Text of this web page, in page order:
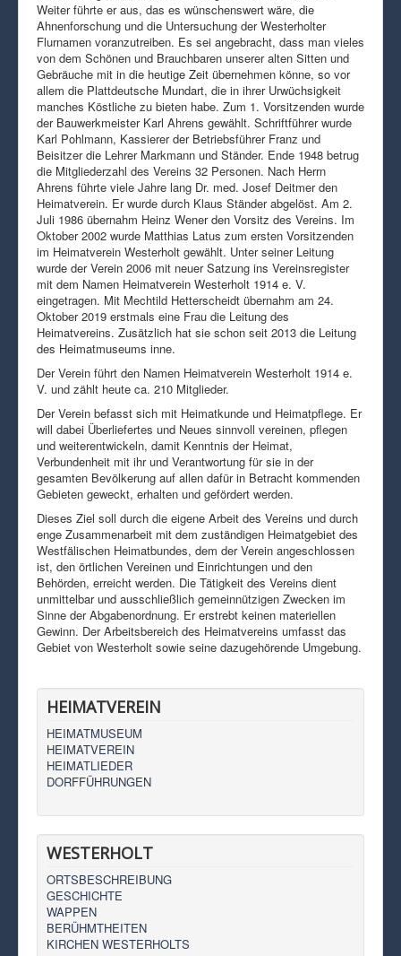
Weiter führte er aus, das es wünschenswert wäre, die
Ahnenforschung und die Untersuchung der Westerholter
Flurnamen voranzutreiben. Es sei angebracht, dass man vieles
von dem Schönen und Brauchbaren unserer alten Sitten und
Gebräuche mit in die heutige Zeit übernehmen könne, so vor
allem die Plattdeutsche Mundart, die in ihrer Urwüchsigkeit
manches Köstliche zu bieten habe. Zum 1. Vorsitzenden wurde
der Bauwerkmeister Karl Ahrens gewählt. Schriftführer wurde
Karl Pohlmann, Kassierer der Betriebsführer Franz und
Beisitzer die Lehrer Markmann und Ständer. Ende 1948 betrug
die Mitgliederzahl des Vereins 32 Personen. Nach Herrn
Ahrens führte viele Jahre lang Dr. med. Josef Deitmer den
Heimatverein. Er wurde durch Klaus Ständer abgelöst. Am 2.
Juli 1986 übernahm Heinz Wener den Vorsitz des Vereins. Im
Oktober 2002 wurde Matthias Latus zum ersten Vorsitzenden
im Heimatverein Westerholt gewählt. Unter seiner Leitung
wurde der Verein 2006 mit neuer Satzung ins Vereinsregister
mit dem Namen Heimatverein Westerholt 1914 e. V.
eingetragen. Mit Mechtild Hetterscheidt übernahm am 24.
Oktober 2019 erstmals eine Frau die Leitung des
Heimatvereins. Zusätzlich hat sie schon seit 2013 die Leitung
des Heimatmuseums inne.
Der Verein führt den Namen Heimatverein Westerholt 1914 e.
V. und zählt heute ca. 210 Mitglieder.
Der Verein befasst sich mit Heimatkunde und Heimatpflege. Er
will dabei Überliefertes und Neues sinnvoll vereinen, pflegen
und weiterentwickeln, damit Kenntnis der Heimat,
Verbundenheit mit ihr und Verantwortung für sie in der
gesamten Bevölkerung auf allen dafür in Betracht kommenden
Gebieten geweckt, erhalten und gefördert werden.
Dieses Ziel soll durch die eigene Arbeit des Vereins und durch
enge Zusammenarbeit mit dem zuständigen Heimatgebiet des
Westfälischen Heimatbundes, dem der Verein angeschlossen
ist, den örtlichen Vereinen und Einrichtungen und den
Behörden, erreicht werden. Die Tätigkeit des Vereins dient
unmittelbar und ausschließlich gemeinnützigen Zwecken im
Sinne der Abgabenordnung. Er erstrebt keinen materiellen
Gewinn. Der Arbeitsbereich des Heimatvereins umfasst das
Gebiet von Westerholt sowie seine dazugehörende Umgebung.
HEIMATVEREIN
HEIMATMUSEUM
HEIMATVEREIN
HEIMATLIEDER
DORFFÜHRUNGEN
WESTERHOLT
ORTSBESCHREIBUNG
GESCHICHTE
WAPPEN
BERÜHMTHEITEN
KIRCHEN WESTERHOLTS